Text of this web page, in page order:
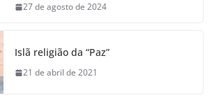
27 de agosto de 2024
Islã religião da “Paz”
21 de abril de 2021